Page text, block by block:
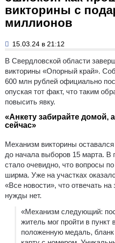
викторины с
миллионов
15.03.24 в 21:12
В Свердловской области
викторины «Опорный край».
600 млн рублей официально
опуская тот факт, что таким
повысить явку.
«Анкету забирайте домой,
сейчас»
Механизм викторины
до начала выборов 15 марта. В
стало очевидно, что вопросы
ширма. Уже на участках
«Все новости», что отвечать
нужды нет.
«Механизм следующий:
житель мог пройти в
положенную медаль, бланк